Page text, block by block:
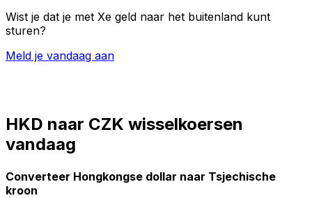
Wist je dat je met Xe geld naar het buitenland kunt
sturen?
Meld je vandaag aan
HKD naar CZK wisselkoersen
vandaag
Converteer Hongkongse dollar naar Tsjechische
kroon